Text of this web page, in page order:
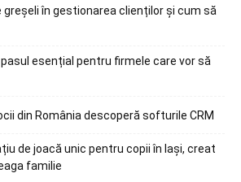
în gestionarea clienților și cum să
pasul esențial pentru firmele care vor să
din România descoperă softurile CRM
de joacă unic pentru copii în Iași, creat
familie